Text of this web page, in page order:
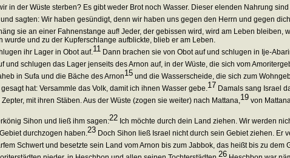
in der Wüste sterben? Es gibt weder Brot noch Wasser. Dieser elenden Nahrung
sagten: Wir haben gesündigt, denn wir haben uns gegen den Herrn und gegen
sie an einer Fahnenstange auf! Jeder, der gebissen wird, wird am Leben bleiben,
wurde und zu der Kupferschlange aufblickte, blieb er am Leben.
ihr Lager in Obot auf.11 Dann brachen sie von Obot auf und schlugen in Ije-
und schlugen das Lager jenseits des Arnon auf, in der Wüste, die sich vom
in Sufa und die Bäche des Arnon15 und die Wasserscheide, die sich zum
hat: Versammle das Volk, damit ich ihnen Wasser gebe.17 Damals sang Israel
mit ihren Stäben. Aus der Wüste (zogen sie weiter) nach Mattana,19 von
Sihon und ließ ihm sagen:22 Ich möchte durch dein Land ziehen. Wir werden
durchzogen haben.23 Doch Sihon ließ Israel nicht durch sein Gebiet ziehen. Er
Schwert und besetzte sein Land vom Arnon bis zum Jabbok, das heißt bis zu
26